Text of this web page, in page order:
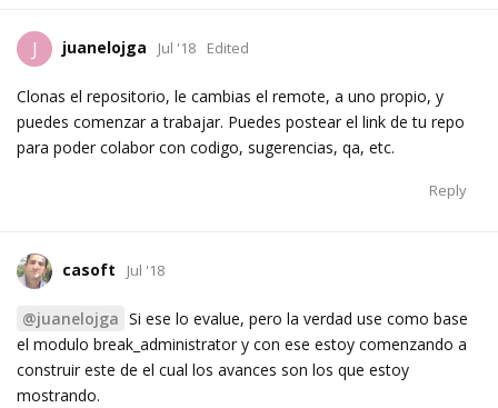
J juanelojga Jul '18 Edited
Clonas el repositorio, le cambias el remote, a uno propio, y
puedes comenzar a trabajar. Puedes postear el link de tu repo
para poder colabor con codigo, sugerencias, qa, etc.
Reply
casoft Jul '18
@juanelojga Si ese lo evalue, pero la verdad use como base
el modulo break_administrator y con ese estoy comenzando a
construir este de el cual los avances son los que estoy
mostrando.